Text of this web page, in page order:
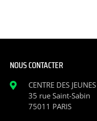
NOUS CONTACTER
CENTRE DES
35 rue Saint-Sabin
75011 PARIS